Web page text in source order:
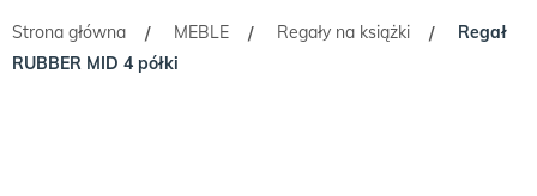
Strona główna / MEBLE / Regały na książki /
Regał
RUBBER MID 4 półki